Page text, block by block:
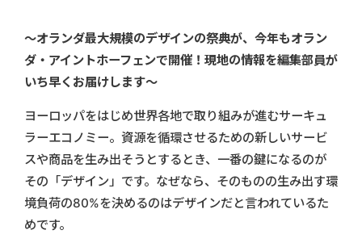
〜オランダ最大規模のデザインの祭典が、今年もオラン
ダ・アイントホーフェンで開催！現地の情報を編集部員が
いち早くお届けします〜
ヨーロッパをはじめ世界各地で取り組みが進むサーキュ
ラーエコノミー。資源を循環させるための新しいサービ
スや商品を生み出そうとするとき、一番の鍵になるのが
その「デザイン」です。なぜなら、そのものの生み出す環
境負荷の80%を決めるのはデザインだと言われているた
めです。